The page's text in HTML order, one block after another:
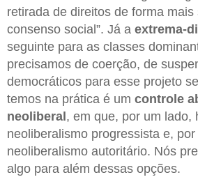
retirada de direitos de forma mais
consenso social”. Já a extrema-
seguinte para as classes
precisamos de coerção, de
democráticos para esse projeto
temos na prática é um controle
neoliberal, em que, por um lado,
neoliberalismo progressista e,
neoliberalismo autoritário. Nós
algo para além dessas opções.